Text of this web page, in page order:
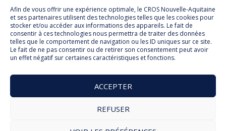
Afin de vous offrir une expérience optimale, le CROS Nouvelle-Aquitaine
et ses partenaires utilisent des technologies telles que les cookies pour
stocker et/ou accéder aux informations des appareils. Le fait de
consentir à ces technologies nous permettra de traiter des données
telles que le comportement de navigation ou les ID uniques sur ce site.
Le fait de ne pas consentir ou de retirer son consentement peut avoir
un effet négatif sur certaines caractéristiques et fonctions.
ACCEPTER
REFUSER
Facebook
© Comité Régional Olympique et Sportif Nouvelle Aquitaine